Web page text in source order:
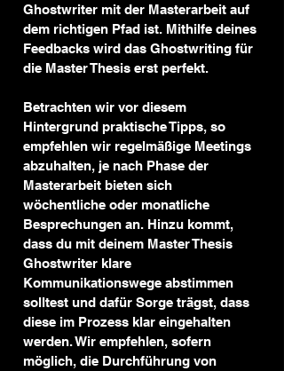
Ghostwriter mit der Masterarbeit auf
dem richtigen Pfad ist. Mithilfe deines
Feedbacks wird das Ghostwriting für
die Master Thesis erst perfekt.
Betrachten wir vor diesem
Hintergrund praktische Tipps, so
empfehlen wir regelmäßige Meetings
abzuhalten, je nach Phase der
Masterarbeit bieten sich
wöchentliche oder monatliche
Besprechungen an. Hinzu kommt,
dass du mit deinem Master Thesis
Ghostwriter klare
Kommunikationswege abstimmen
solltest und dafür Sorge trägst, dass
diese im Prozess klar eingehalten
werden. Wir empfehlen, sofern
möglich, die Durchführung von